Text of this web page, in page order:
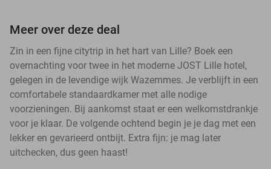
Meer over deze deal
Zin in een fijne citytrip in het hart van Lille? Boek een
overnachting voor twee in het moderne JOST Lille hotel,
gelegen in de levendige wijk Wazemmes. Je verblijft in een
comfortabele standaardkamer met alle nodige
voorzieningen. Bij aankomst staat er een welkomstdrankje
voor je klaar. De volgende ochtend begin je je dag met een
lekker en gevarieerd ontbijt. Extra fijn: je mag later
uitchecken, dus geen haast!